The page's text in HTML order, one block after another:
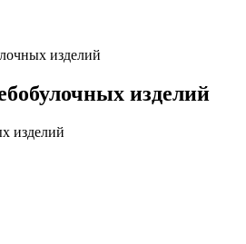
изделий
изделий
изделий